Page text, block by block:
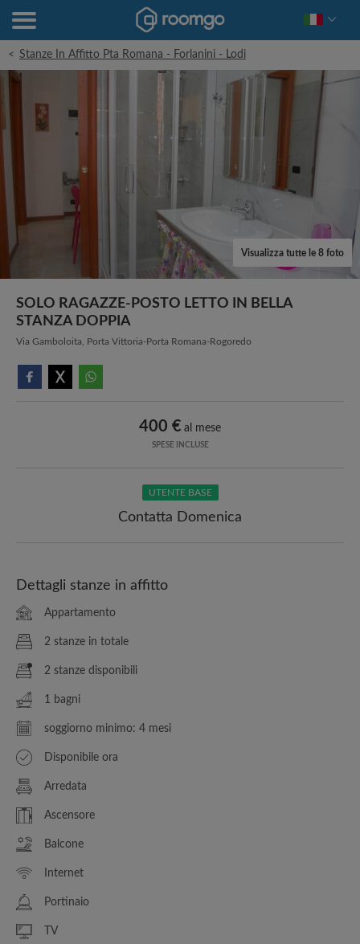
< Stanze In Affitto Pta Romana - Forlanini - Lodi
Visualizza tutte le 8 foto
SOLO RAGAZZE-POSTO LETTO IN BELLA
STANZA DOPPIA
Via Gamboloita, Porta Vittoria-Porta Romana-Rogoredo
400 € al mese
SPESE INCLUSE
UTENTE BASE
Contatta Domenica
Dettagli stanze in affitto
Appartamento
2 stanze in totale
2 stanze disponibili
1 bagni
soggiorno minimo: 4 mesi
Disponibile ora
Arredata
Ascensore
Balcone
Internet
Portinaio
TV